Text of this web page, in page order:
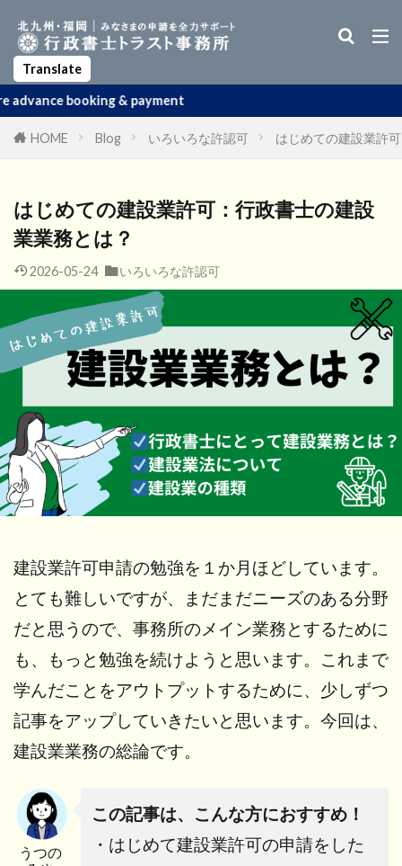
Translate
& payment
HOME Blog いろいろな許認可 はじめての建設業許
はじめての建設業許可：行政書士の建設
業業務とは？
2026-05-24 いろいろな許認可
建設業許可申請の勉強を１か月ほどしています。
とても難しいですが、まだまだニーズのある分野
だと思うので、事務所のメイン業務とするために
も、もっと勉強を続けようと思います。 これまで
学んだことをアウトプットするために、少しずつ
記事をアップしていきたいと思います。今回は、
建設業業務の総論です。
うつの
この記事は、こんな方におすすめ！
・はじめて建設業許可の申請をした
Spouse Visa Apostille